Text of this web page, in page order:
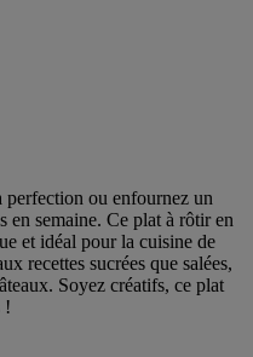
ou enfournez un
en semaine. Ce plat à rôtir en
et idéal pour la cuisine de
recettes sucrées que salées,
Soyez créatifs, ce plat
!